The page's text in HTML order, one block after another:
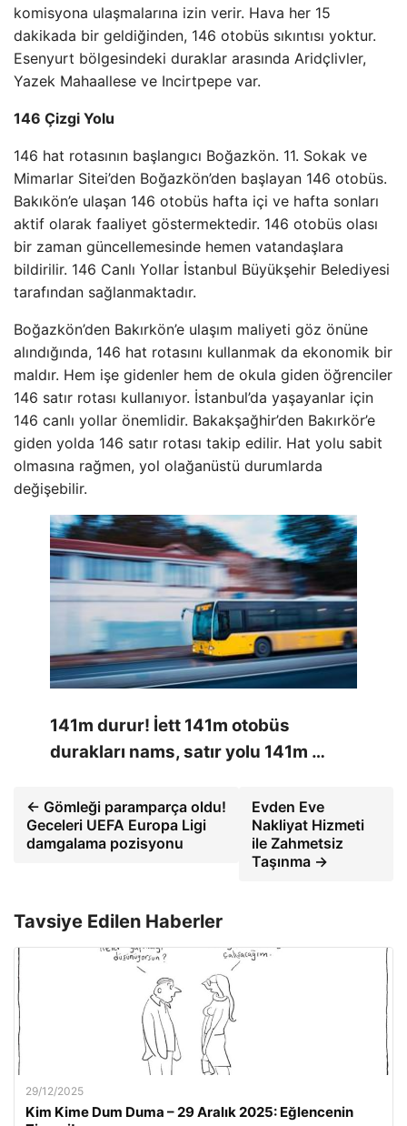
komisyona ulaşmalarına izin verir. Hava her 15
dakikada bir geldiğinden, 146 otobüs sıkıntısı yoktur.
Esenyurt bölgesindeki duraklar arasında Aridçlivler,
Yazek Mahaallese ve Incirtpepe var.
146 Çizgi Yolu
146 hat rotasının başlangıcı Boğazkön. 11. Sokak ve
Mimarlar Sitei’den Boğazkön’den başlayan 146 otobüs.
Bakıkön’e ulaşan 146 otobüs hafta içi ve hafta sonları
aktif olarak faaliyet göstermektedir. 146 otobüs olası
bir zaman güncellemesinde hemen vatandaşlara
bildirilir. 146 Canlı Yollar İstanbul Büyükşehir Belediyesi
tarafından sağlanmaktadır.
Boğazkön’den Bakırkön’e ulaşım maliyeti göz önüne
alındığında, 146 hat rotasını kullanmak da ekonomik bir
maldır. Hem işe gidenler hem de okula giden öğrenciler
146 satır rotası kullanıyor. İstanbul’da yaşayanlar için
146 canlı yollar önemlidir. Bakakşağhir’den Bakırkör’e
giden yolda 146 satır rotası takip edilir. Hat yolu sabit
olmasına rağmen, yol olağanüstü durumlarda
değişebilir.
141m durur! İett 141m otobüs
durakları nams, satır yolu 141m …
← Gömleği paramparça oldu!
Geceleri UEFA Europa Ligi
damgalama pozisyonu
Evden Eve
Nakliyat Hizmeti
ile Zahmetsiz
Taşınma →
Tavsiye Edilen Haberler
29/12/2025
Kim Kime Dum Duma – 29 Aralık 2025: Eğlencenin